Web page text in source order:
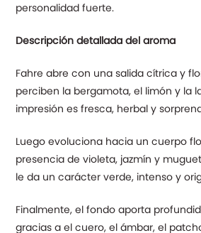
personalidad fuerte.
Descripción detallada del aroma
Fahre abre con una salida cítrica y
perciben la bergamota, el limón y la
impresión es fresca, herbal y
Luego evoluciona hacia un cuerpo
presencia de violeta, jazmín y
le da un carácter verde, intenso y
Finalmente, el fondo aporta
gracias a el cuero, el ámbar, el